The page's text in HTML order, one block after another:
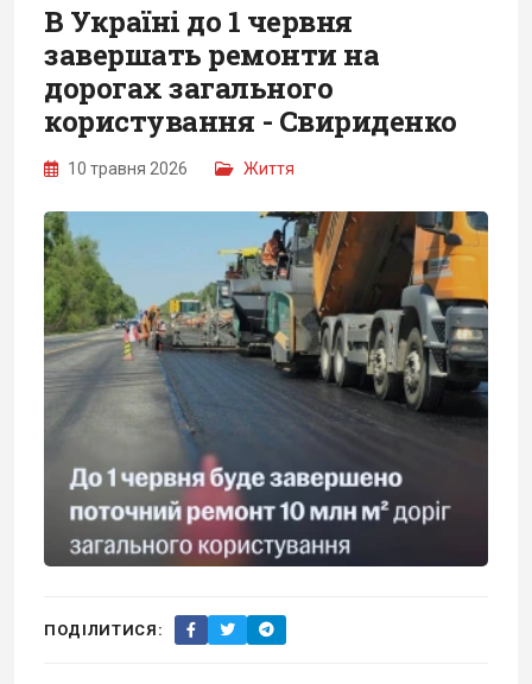
В Україні до 1 червня
завершать ремонти на
дорогах загального
користування - Свириденко
10 травня 2026 Життя
ПОДІЛИТИСЯ: